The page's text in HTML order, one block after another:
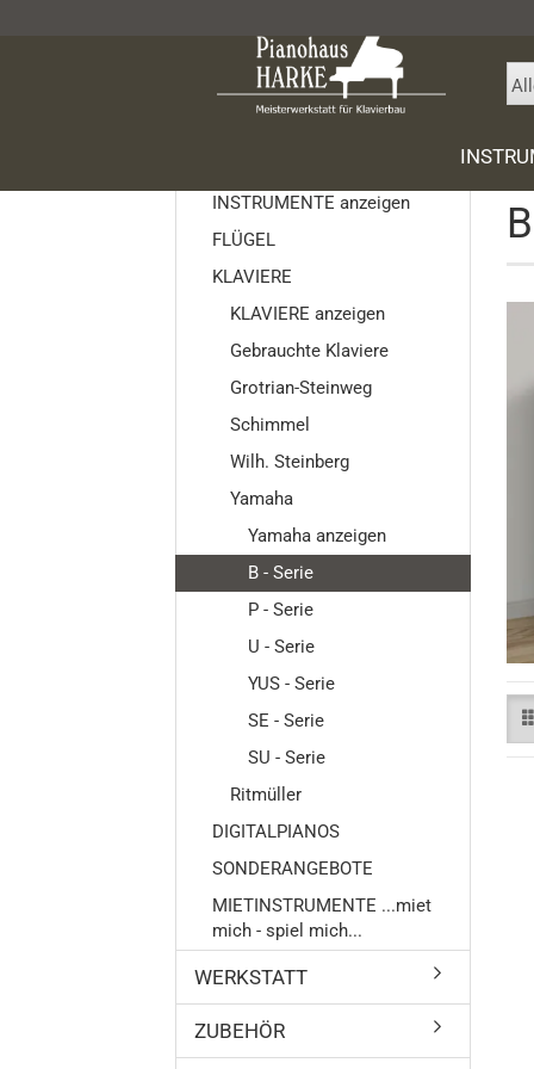
SONS
Schimmel
Flügel
Klavier
INSTRUMENTE anzeigen
FLÜGEL
KLAVIERE
KLAVIERE anzeigen
Gebrauchte Klaviere
Grotrian-Steinweg
Schimmel
Wilh. Steinberg
Yamaha
Yamaha anzeigen
B - Serie
P - Serie
U - Serie
YUS - Serie
SE - Serie
SU - Serie
Ritmüller
DIGITALPIANOS
SONDERANGEBOTE
MIETINSTRUMENTE ...miet
mich - spiel mich...
WERKSTATT
ZUBEHÖR